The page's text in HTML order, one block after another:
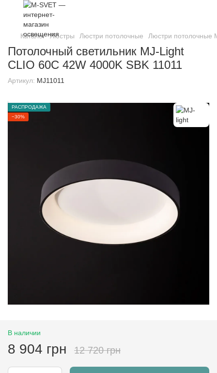
Каталог Люстры Люстри потолочные Люстри потолочные
Потолочный светильник MJ-Light
CLIO 60C 42W 4000K SBK 11011
Артикул: MJ11011
РАСПРОДАЖА
−30%
В наличии
8 904 грн 12 720 грн